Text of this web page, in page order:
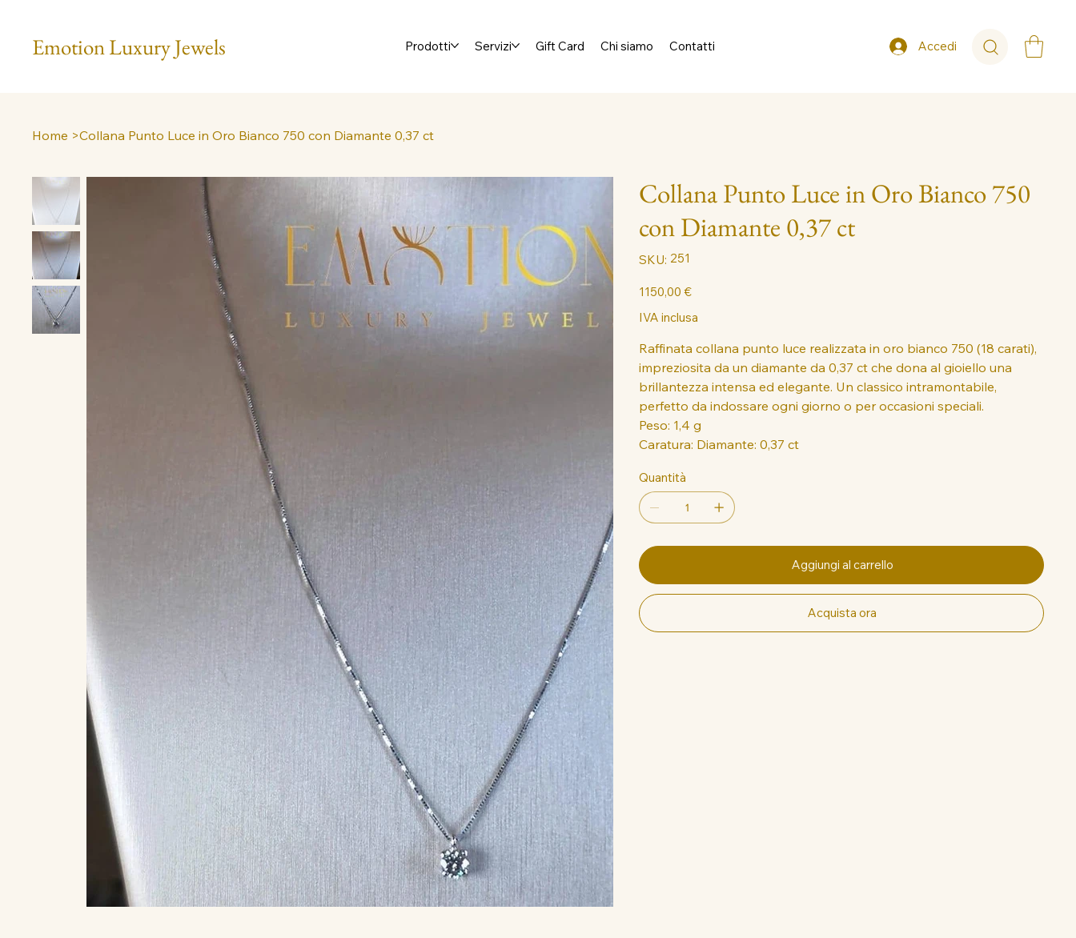
Emotion Luxury Jewels Accedi
Prodotti Servizi Gift Card Chi siamo Contatti
Home >Collana Punto Luce in Oro Bianco 750 con Diamante 0,37 ct
Collana Punto Luce in Oro Bianco 750
con Diamante 0,37 ct
SKU: SKU
251
251
Prezzo
1150,00 €
IVA inclusa
Raffinata collana punto luce realizzata in oro bianco 750 (18 carati),
impreziosita da un diamante da 0,37 ct che dona al gioiello una
brillantezza intensa ed elegante. Un classico intramontabile,
perfetto da indossare ogni giorno o per occasioni speciali.
Peso: 1,4 g
Caratura: Diamante: 0,37 ct
Quantità
Aggiungi al carrello
Acquista ora